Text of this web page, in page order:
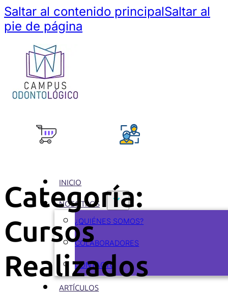
Saltar al contenido principalSaltar al
pie de página
INICIO
NOSOTROS
¿QUIÉNES SOMOS?
COLABORADORES
CONTACTO
ARTÍCULOS
Categoría:
Cursos
Realizados